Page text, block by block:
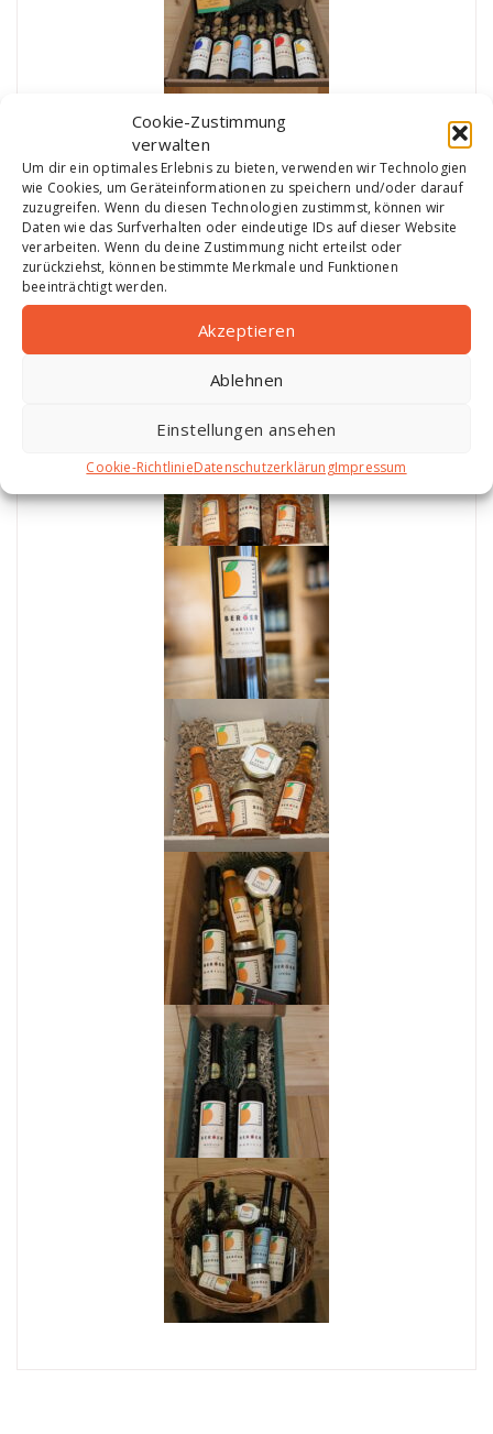
Cookie-Zustimmung
verwalten
Um dir ein optimales Erlebnis zu bieten, verwenden wir Technologien
wie Cookies, um Geräteinformationen zu speichern und/oder darauf
zuzugreifen. Wenn du diesen Technologien zustimmst, können wir
Daten wie das Surfverhalten oder eindeutige IDs auf dieser Website
verarbeiten. Wenn du deine Zustimmung nicht erteilst oder
zurückziehst, können bestimmte Merkmale und Funktionen
beeinträchtigt werden.
Akzeptieren
Ablehnen
Einstellungen ansehen
Cookie-RichtlinieDatenschutzerklärungImpressum